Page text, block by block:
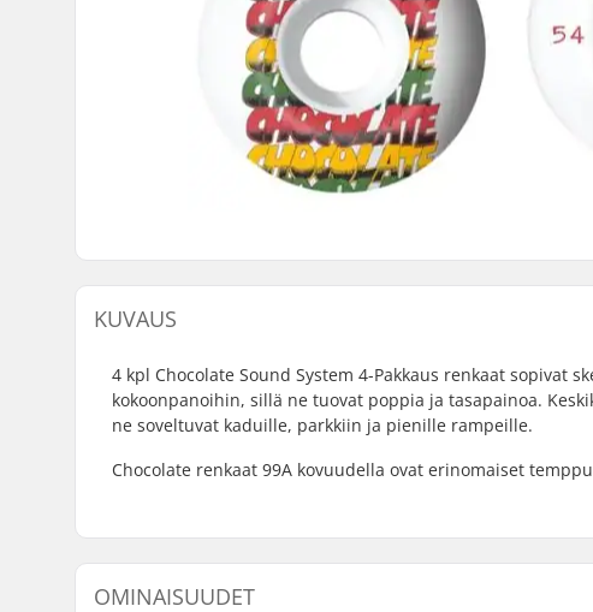
KUVAUS
4 kpl Chocolate Sound System 4-Pakkaus renkaat sopivat
kokoonpanoihin, sillä ne tuovat poppia ja tasapainoa.
ne soveltuvat kaduille, parkkiin ja pienille rampeille.
Chocolate renkaat 99A kovuudella ovat erinomaiset
OMINAISUUDET